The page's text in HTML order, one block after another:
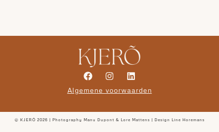
Algemene voorwaarden
© KJERÕ 2026 | Photography Manu Dupont & Lore Mattens | Design Line Horemans